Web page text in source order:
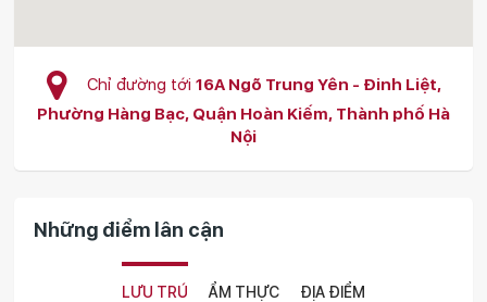
Chỉ đường tới 16A Ngõ Trung Yên - Đinh Liệt,
Phường Hàng Bạc, Quận Hoàn Kiếm, Thành phố Hà
Nội
Những điểm lân cận
LƯU TRÚ ẨM THỰC ĐỊA ĐIỂM